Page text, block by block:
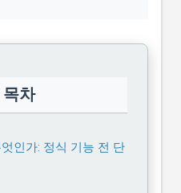
목차
인가: 정식 기능 전 단